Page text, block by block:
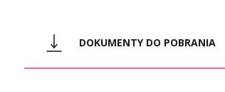
DOKUMENTY DO POBRANIA